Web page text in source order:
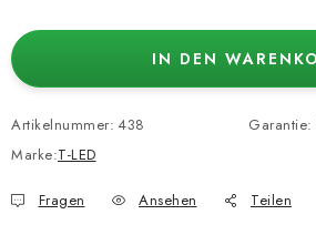
IN DEN
Artikelnummer: 438
Marke:T-LED
Garantie:
Fragen Ansehen Teilen